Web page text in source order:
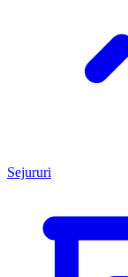
Sejururi